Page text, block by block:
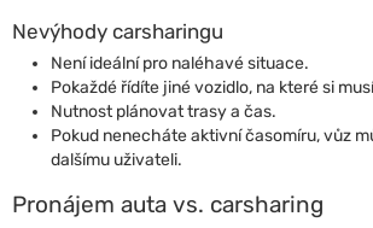
Nevýhody carsharingu
Není ideální pro naléhavé situace.
Pokaždé řídíte jiné vozidlo, na které si
Nutnost plánovat trasy a čas.
Pokud nenecháte aktivní časomíru, vůz
dalšímu uživateli.
Pronájem auta vs. carsharing